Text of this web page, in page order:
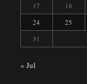
17
18
24
25
31
« Jul